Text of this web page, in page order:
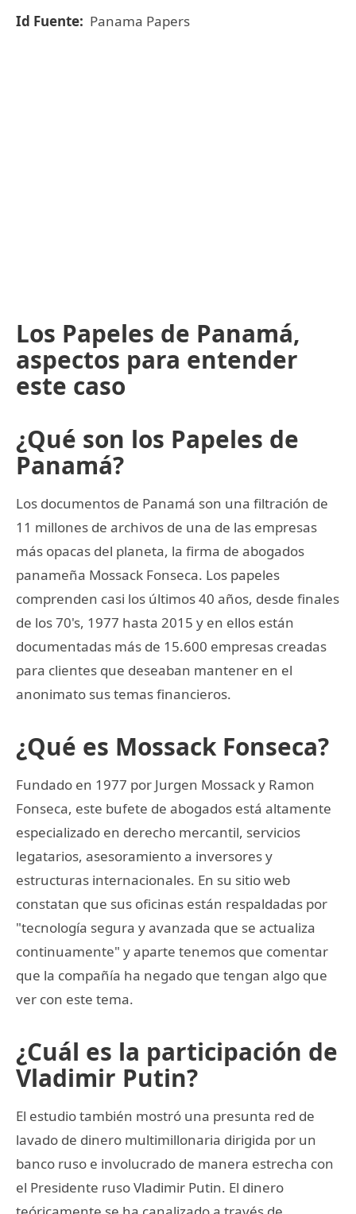
Id Fuente: Panama Papers
Los Papeles de Panamá,
aspectos para entender
este caso
¿Qué son los Papeles de
Panamá?
Los documentos de Panamá son una filtración de
11 millones de archivos de una de las empresas
más opacas del planeta, la firma de abogados
panameña Mossack Fonseca. Los papeles
comprenden casi los últimos 40 años, desde finales
de los 70's, 1977 hasta 2015 y en ellos están
documentadas más de 15.600 empresas creadas
para clientes que deseaban mantener en el
anonimato sus temas financieros.
¿Qué es Mossack Fonseca?
Fundado en 1977 por Jurgen Mossack y Ramon
Fonseca, este bufete de abogados está altamente
especializado en derecho mercantil, servicios
legatarios, asesoramiento a inversores y
estructuras internacionales. En su sitio web
constatan que sus oficinas están respaldadas por
"tecnología segura y avanzada que se actualiza
continuamente" y aparte tenemos que comentar
que la compañía ha negado que tengan algo que
ver con este tema.
¿Cuál es la participación de
Vladimir Putin?
El estudio también mostró una presunta red de
lavado de dinero multimillonaria dirigida por un
banco ruso e involucrado de manera estrecha con
el Presidente ruso Vladimir Putin. El dinero